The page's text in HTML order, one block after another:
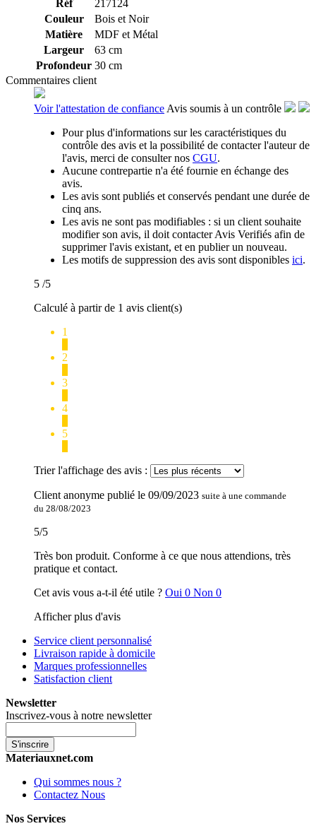
Réf
217124
Couleur
Bois et Noir
Matière
MDF et Métal
Largeur
63 cm
Profondeur 30 cm
Commentaires client
Voir l'attestation de confiance Avis soumis à un contrôle
Pour plus d'informations sur les caractéristiques du
contrôle des avis et la possibilité de contacter l'auteur de
l'avis, merci de consulter nos CGU.
Aucune contrepartie n'a été fournie en échange des
avis.
Les avis sont publiés et conservés pendant une durée de
cinq ans.
Les avis ne sont pas modifiables : si un client souhaite
modifier son avis, il doit contacter Avis Verifiés afin de
supprimer l'avis existant, et en publier un nouveau.
Les motifs de suppression des avis sont disponibles ici.
5 /5
Calculé à partir de 1 avis client(s)
1
2
3
4
5
Trier l'affichage des avis :
Client anonyme publié le 09/09/2023 suite à une commande
du 28/08/2023
5/5
Très bon produit. Conforme à ce que nous attendions, très
pratique et contact.
Cet avis vous a-t-il été utile ? Oui 0 Non 0
Afficher plus d'avis
Service client personnalisé
Livraison rapide à domicile
Marques professionnelles
Satisfaction client
Newsletter
Inscrivez-vous à notre newsletter
S'inscrire
Materiauxnet.com
Qui sommes nous ?
Contactez Nous
Nos Services